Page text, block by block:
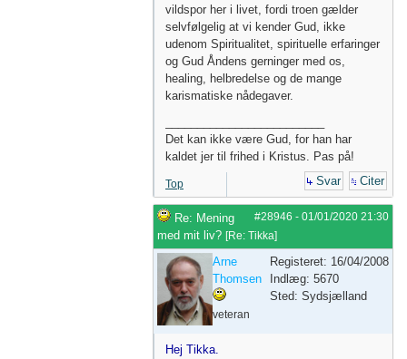
vildspor her i livet, fordi troen gælder
selvfølgelig at vi kender Gud, ikke
udenom Spiritualitet, spirituelle erfaringer
og Gud Åndens gerninger med os,
healing, helbredelse og de mange
karismatiske nådegaver.
Det kan ikke være Gud, for han har
kaldet jer til frihed i Kristus. Pas på!
Top Svar Citer
#28946 - 01/01/2020 21:30
Re: Mening
med mit liv? [Re: Tikka]
Arne
Thomsen
veteran
Registeret: 16/04/2008
Indlæg: 5670
Sted: Sydsjælland
Hej Tikka.